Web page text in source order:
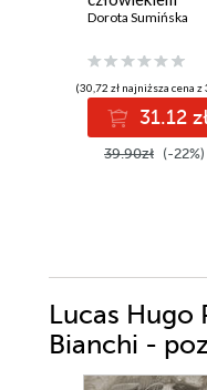
Dorota Sumińska
(30,72 zł najniższa cena z
31.12
39.90zł (-22%)
Lucas Hugo
Bianchi -